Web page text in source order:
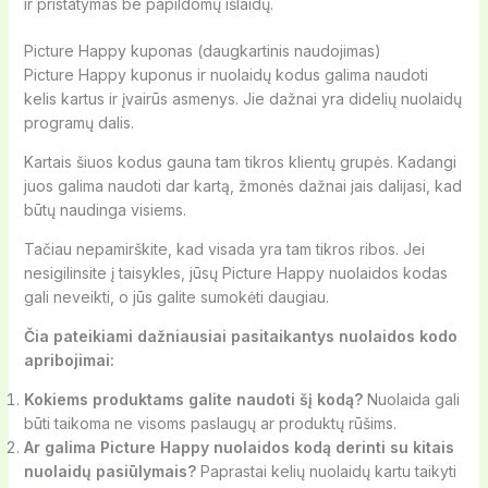
ir pristatymas be papildomų išlaidų.
Picture Happy kuponas (daugkartinis naudojimas)
Picture Happy kuponus ir nuolaidų kodus galima naudoti
kelis kartus ir įvairūs asmenys. Jie dažnai yra didelių nuolaidų
programų dalis.
Kartais šiuos kodus gauna tam tikros klientų grupės. Kadangi
juos galima naudoti dar kartą, žmonės dažnai jais dalijasi, kad
būtų naudinga visiems.
Tačiau nepamirškite, kad visada yra tam tikros ribos. Jei
nesigilinsite į taisykles, jūsų Picture Happy nuolaidos kodas
gali neveikti, o jūs galite sumokėti daugiau.
Čia pateikiami dažniausiai pasitaikantys nuolaidos kodo
apribojimai:
Kokiems produktams galite naudoti šį kodą?Nuolaida gali
būti taikoma ne visoms paslaugų ar produktų rūšims.
Ar galima Picture Happy nuolaidos kodą derinti su kitais
nuolaidų pasiūlymais?Paprastai kelių nuolaidų kartu taikyti